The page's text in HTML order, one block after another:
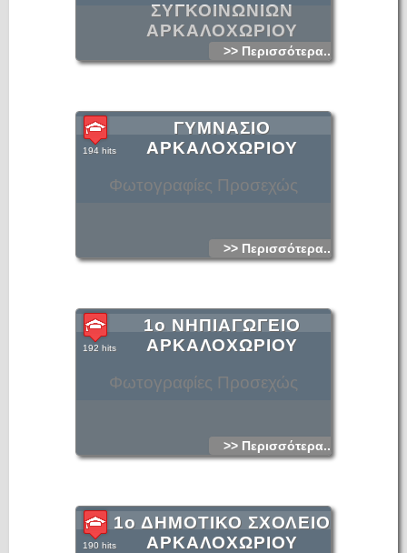
ΣΥΓΚΟΙΝΩΝΙΩΝ
ΑΡΚΑΛΟΧΩΡΙΟΥ
>> Περισσότερα...
Φωτογραφίες Προσεχώς
ΓΥΜΝΑΣΙΟ
ΑΡΚΑΛΟΧΩΡΙΟΥ
194 hits
>> Περισσότερα...
Φωτογραφίες Προσεχώς
1ο ΝΗΠΙΑΓΩΓΕΙΟ
ΑΡΚΑΛΟΧΩΡΙΟΥ
192 hits
>> Περισσότερα...
1ο ΔΗΜΟΤΙΚΟ ΣΧΟΛΕΙΟ
ΑΡΚΑΛΟΧΩΡΙΟΥ
190 hits